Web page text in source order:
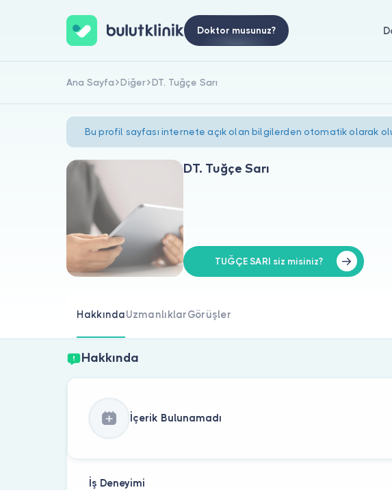
Doktor musunuz?
Ana Sayfa Diğer DT. Tuğçe Sarı
Bu profil sayfası internete açık olan bilgilerden otomatik olarak
DT. Tuğçe Sarı
TUĞÇE SARI siz misiniz?
HakkındaUzmanlıklarGörüşler
Hakkında
İçerik Bulunamadı
İş Deneyimi